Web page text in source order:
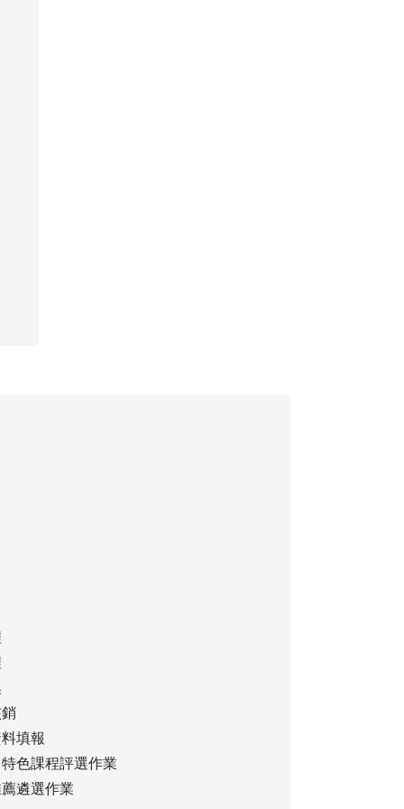
填報
色課程評選作業
遴選作業